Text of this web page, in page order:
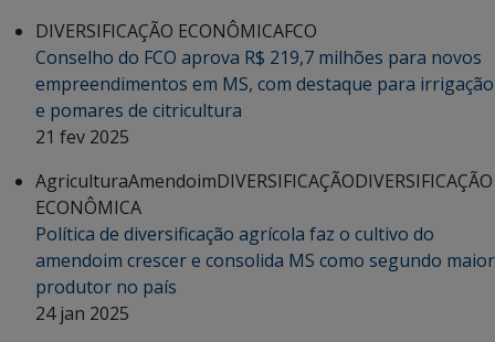
DIVERSIFICAÇÃO ECONÔMICAFCO
Conselho do FCO aprova R$ 219,7 milhões para novos
empreendimentos em MS, com destaque para irrigação
e pomares de citricultura
21 fev 2025
AgriculturaAmendoimDIVERSIFICAÇÃODIVERSIFICAÇÃO
ECONÔMICA
Política de diversificação agrícola faz o cultivo do
amendoim crescer e consolida MS como segundo maior
produtor no país
24 jan 2025